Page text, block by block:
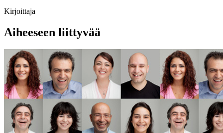
Kirjoittaja
Aiheeseen liittyvää